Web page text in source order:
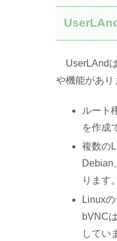
UserLAnd
や機能があり
ルート
を作成
複数の
Debian
ります。
Linux
bVNC
してい